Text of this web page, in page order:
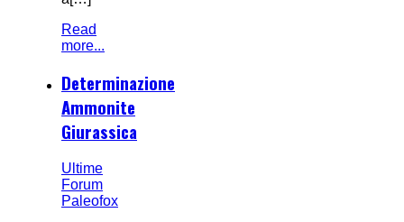
Read
more...
Determinazione
Ammonite
Giurassica
Ultime
Forum
Paleofox